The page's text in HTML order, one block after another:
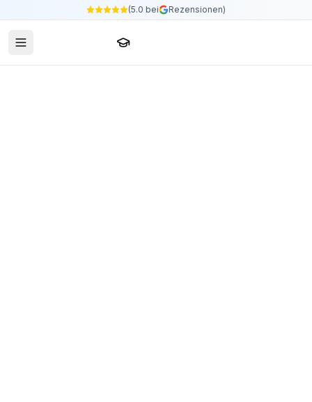
(5.0 bei Rezensionen)
Sprachschule24